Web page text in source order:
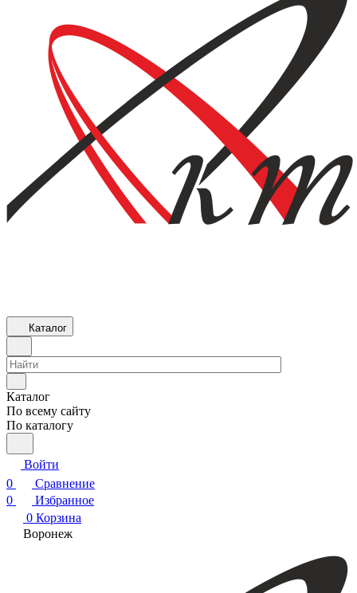
Каталог
Каталог
По всему сайту
По каталогу
Войти
0
Сравнение
0
Избранное
0 Корзина
Воронеж